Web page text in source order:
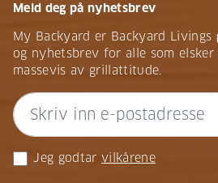
Meld deg på nyhetsbrev
My Backyard er Backyard Livings
og nyhetsbrev for alle som
massevis av grillattitude.
Jeg godtar vilkårene